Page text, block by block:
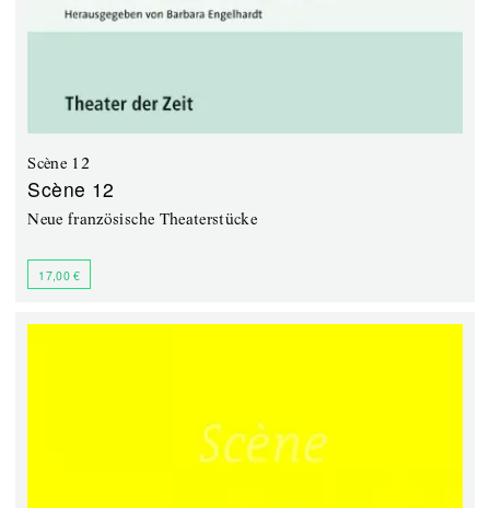
Scène 12
Scène 12
Neue französische Theaterstücke
17,00 €